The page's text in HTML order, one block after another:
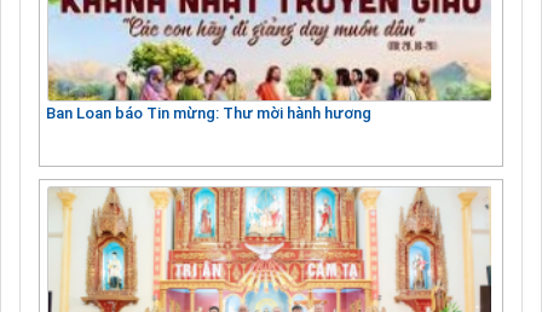
Ban Loan báo Tin mừng: Thư mời hành hương